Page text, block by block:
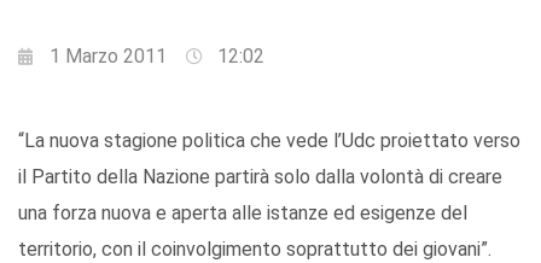
1 Marzo 2011 12:02
“La nuova stagione politica che vede l’Udc proiettato verso
il Partito della Nazione partirà solo dalla volontà di creare
una forza nuova e aperta alle istanze ed esigenze del
territorio, con il coinvolgimento soprattutto dei giovani”.